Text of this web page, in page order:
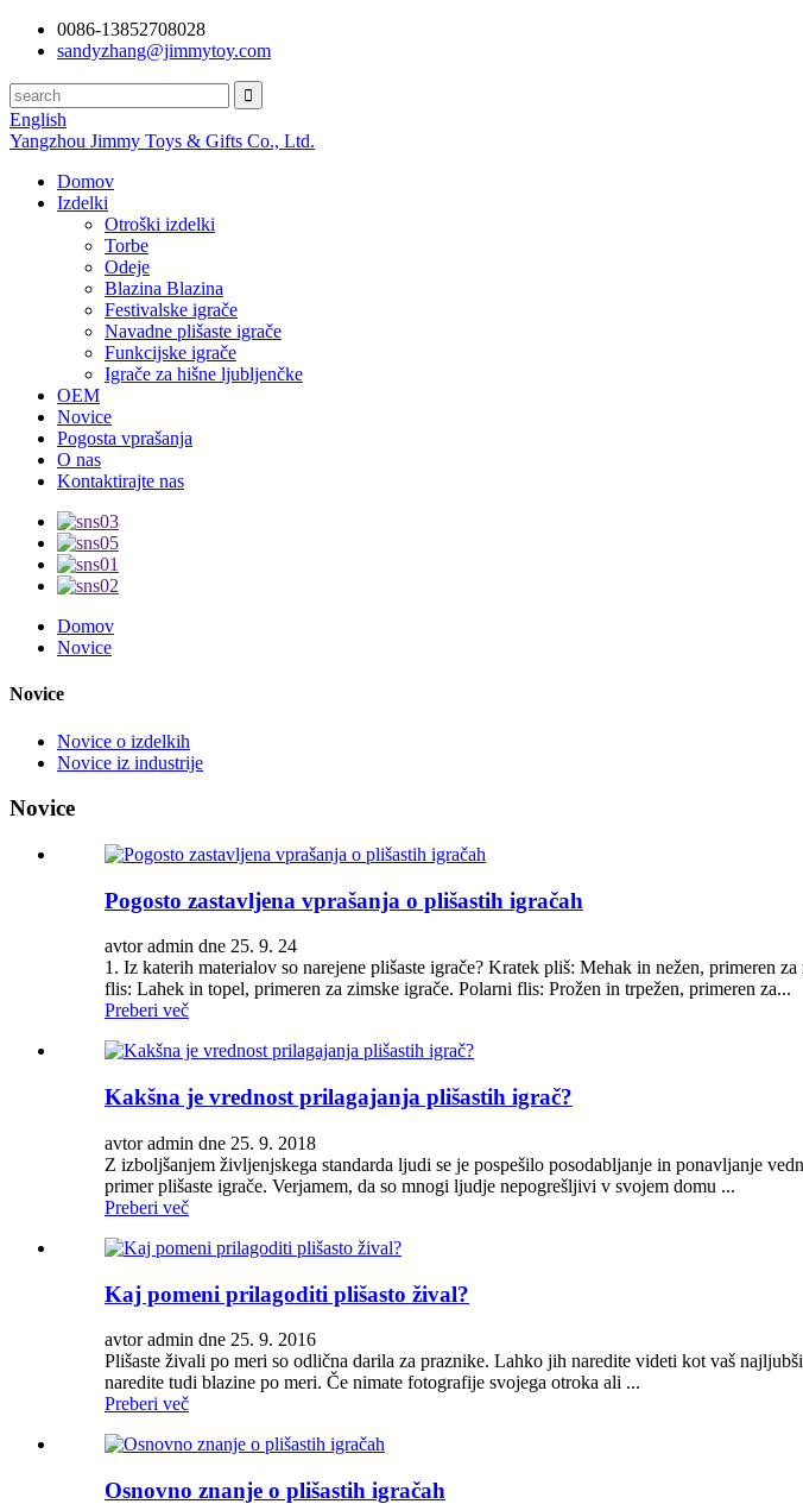
0086-13852708028
sandyzhang@jimmytoy.com
English
Yangzhou Jimmy Toys & Gifts Co., Ltd.
Domov
Izdelki
Otroški izdelki
Torbe
Odeje
Blazina Blazina
Festivalske igrače
Navadne plišaste igrače
Funkcijske igrače
Igrače za hišne ljubljenčke
OEM
Novice
Pogosta vprašanja
O nas
Kontaktirajte nas
Domov
Novice
Novice
Novice o izdelkih
Novice iz industrije
Novice
Pogosto zastavljena vprašanja o plišastih igračah
avtor admin dne 25. 9. 24
1. Iz katerih materialov so narejene plišaste igrače? Kratek pliš: Mehak in nežen, primeren
flis: Lahek in topel, primeren za zimske igrače. Polarni flis: Prožen in trpežen, primeren za...
Preberi več
Kakšna je vrednost prilagajanja plišastih igrač?
avtor admin dne 25. 9. 2018
Z izboljšanjem življenjskega standarda ljudi se je pospešilo posodabljanje in ponavljanje
primer plišaste igrače. Verjamem, da so mnogi ljudje nepogrešljivi v svojem domu ...
Preberi več
Kaj pomeni prilagoditi plišasto žival?
avtor admin dne 25. 9. 2016
Plišaste živali po meri so odlična darila za praznike. Lahko jih naredite videti kot vaš
naredite tudi blazine po meri. Če nimate fotografije svojega otroka ali ...
Preberi več
Osnovno znanje o plišastih igračah